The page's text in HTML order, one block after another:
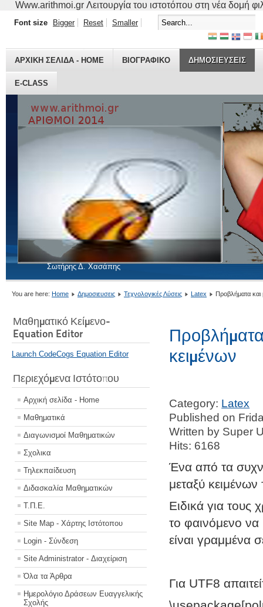
Www.arithmoi.gr Λειτουργία του ιστοτόπου στη νέα δομή
Σωτήρης Δ. Χασάπης
ΑΡΧΙΚΗ ΣΕΛΙΔΑ - HOME ΒΙΟΓΡΑΦΙΚO ΔΗΜΟΣΙΕΥΣΕΙΣ
E-CLASS
Font size Bigger Reset Smaller
You are here: Home Δημοσιευσεις Τεχνολογικές Λύσεις Latex Προβλήματα
Μαθηματικό Κείμενο-
Equation Editor
Launch CodeCogs Equation Editor
Περιεχόμενα Ιστότοπου
Αρχική σελίδα - Home
Μαθηματικά
Διαγωνισμοί Μαθηματικών
Σχολικα
Τηλεκπαίδευση
Διδασκαλία Μαθηματικών
Τ.Π.Ε.
Site Map - Χάρτης Ιστότοπου
Login - Σύνδεση
Site Administrator - Διαχείριση
Όλα τα Άρθρα
Ημερολόγιο Δράσεων Ευαγγελικής
Σχολής
κειμένων
Category: Latex
Published on
Written by Super
Hits: 6168
Ένα από τα
μεταξύ
Ειδικά για τους
το φαινόμενο να
είναι γραμμένα
Για UTF8